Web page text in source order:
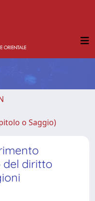
o Saggio)
del diritto